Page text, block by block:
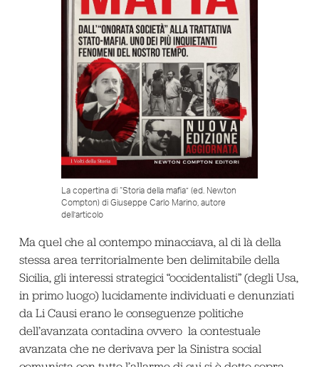
La copertina di “Storia della mafia” (ed. Newton
Compton) di Giuseppe Carlo Marino, autore
dell’articolo
Ma quel che al contempo minacciava, al di là della
stessa area territorialmente ben delimitabile della
Sicilia, gli interessi strategici “occidentalisti” (degli Usa,
in primo luogo) lucidamente individuati e denunziati
da Li Causi erano le conseguenze politiche
dell’avanzata contadina ovvero la contestuale
avanzata che ne derivava per la Sinistra social